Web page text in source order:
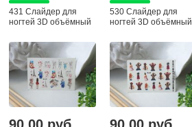
431 Слайдер для
ногтей 3D объёмный
530 Слайдер для
ногтей 3D объёмный